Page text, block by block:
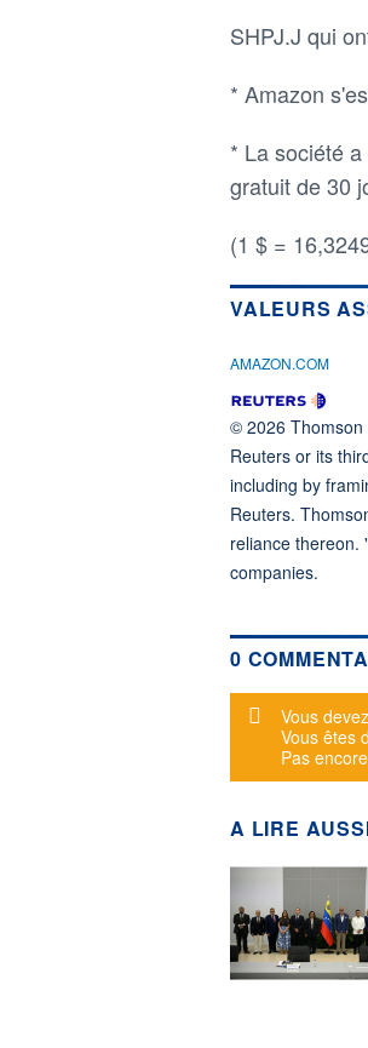
SHPJ.J qui
* Amazon
* La société
gratuit de 30
(1 $ =
VALEURS
AMAZON.COM
© 2026 Thomson
Reuters or its
including by
Reuters.
reliance thereon.
companies.
0
Message
Vous
Vous êtes
Pas
A LIRE